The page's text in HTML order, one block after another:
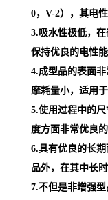
0，V-2），其电
3.吸水性极低，
保持优良的电性能
4.成型品的表面
摩耗量小，适用
5.使用过程中的
度方面非常优良
6.具有优良的长
品外，在其中长
7.不但是非增强